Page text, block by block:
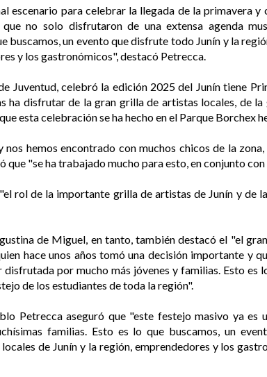
escenario para celebrar la llegada de la primavera
no solo disfrutaron de una extensa agenda
buscamos, un evento que disfrute todo Junín y la
y los gastronómicos", destacó Petrecca.
Juventud, celebró la edición 2025 del Junín tiene
ha disfrutar de la gran grilla de artistas locales, de
esta celebración se ha hecho en el Parque Borchex
hemos encontrado con muchos chicos de la
que "se ha trabajado mucho para esto, en conjunto
rol de la importante grilla de artistas de Junín y de
de Miguel, en tanto, también destacó el "el
hace unos años tomó una decisión importante y
por mucho más jóvenes y familias. Esto es
de los estudiantes de toda la región".
Petrecca aseguró que "este festejo masivo ya
familias. Esto es lo que buscamos, un
de Junín y la región, emprendedores y los